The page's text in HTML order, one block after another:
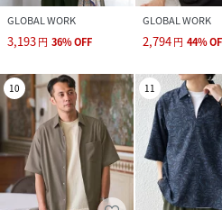
GLOBAL WORK
3,193円 36%OFF
GLOBAL WORK
2,794円 44%
10 11